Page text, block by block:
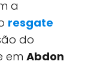
a
resgate
do
em Abdon